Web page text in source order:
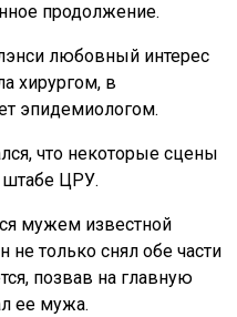
продолжение.
любовный интерес
хирургом, в
эпидемиологом.
что некоторые сцены
ЦРУ.
мужем известной
только снял обе части
позвав на главную
ее мужа.